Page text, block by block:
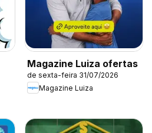
Magazine Luiza ofertas
de sexta-feira 31/07/2026
Magazine Luiza